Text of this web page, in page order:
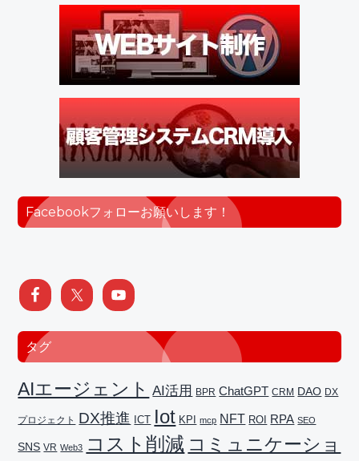
Facebookフォローお願いします！
タグ
AIエージェント AI活用 BPR ChatGPT CRM DAO DX
プロジェクト DX推進 ICT Iot KPI mcp NFT ROI RPA SEO
SNS VR Web3 コスト削減 コミュニケーショ